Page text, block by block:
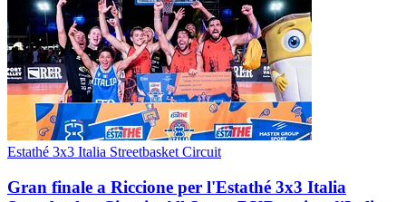
Estathé 3x3 Italia Streetbasket Circuit
Gran finale a Riccione per l'Estathé 3x3 Italia